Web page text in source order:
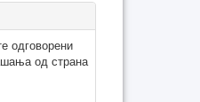
одговорени
од страна